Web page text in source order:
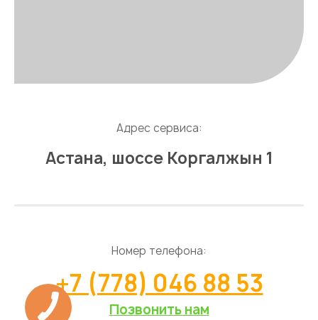
Адрес сервиса:
Астана, шоссе Коргалжын 1
Номер телефона:
+7 (778) 046 88 53
Позвонить нам